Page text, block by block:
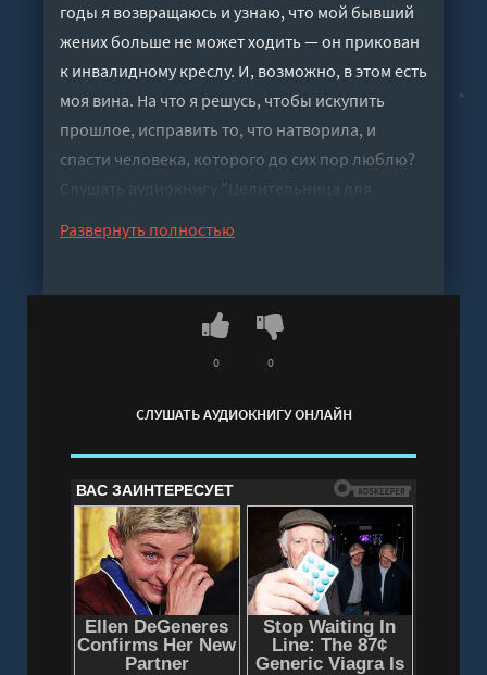
годы я возвращаюсь и узнаю, что мой бывший
жених больше не может ходить — он прикован
к инвалидному креслу. И, возможно, в этом есть
моя вина. На что я решусь, чтобы искупить
прошлое, исправить то, что натворила, и
спасти человека, которого до сих пор люблю?
Слушать аудиокнигу "Целительница для
Развернуть полностью
СЛУШАТЬ АУДИОКНИГУ ОНЛАЙН
0 0